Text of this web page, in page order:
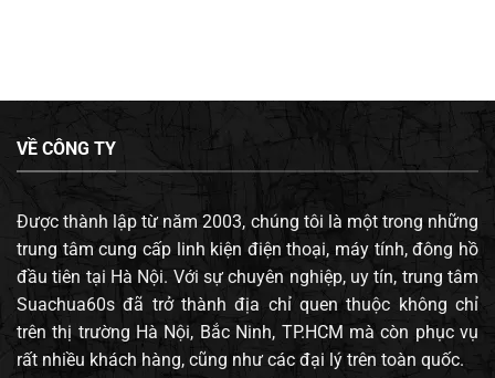
VỀ CÔNG TY
Được thành lập từ năm 2003, chúng tôi là một trong những
trung tâm cung cấp linh kiện điện thoại, máy tính, đông hồ
đầu tiên tại Hà Nội. Với sự chuyên nghiệp, uy tín, trung tâm
Suachua60s đã trở thành địa chỉ quen thuộc không chỉ
trên thị trường Hà Nội, Bắc Ninh, TP.HCM mà còn phục vụ
rất nhiều khách hàng, cũng như các đại lý trên toàn quốc.